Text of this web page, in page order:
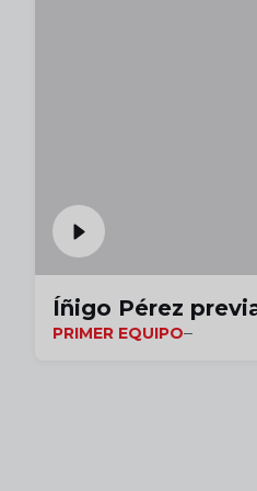
Íñigo Pérez
PRIMER EQUIPO